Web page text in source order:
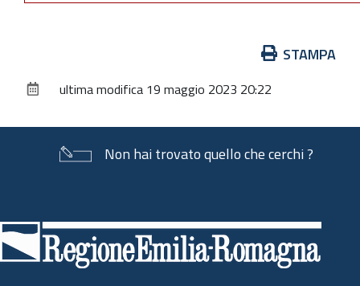
documento
STAMPA
ultima modifica 19 maggio 2023 20:22
Non hai trovato quello che cerchi ?
di
pagina